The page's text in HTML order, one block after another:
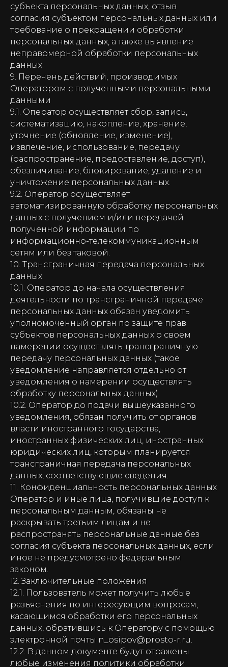
субъекта персональных данных, отзыв
согласия субъектом персональных данных или
требование о прекращении обработки
персональных данных, а также выявление
неправомерной обработки персональных
данных.
9. Перечень действий, производимых
Оператором с полученными персональными
данными
9.1. Оператор осуществляет сбор, запись,
систематизацию, накопление, хранение,
уточнение (обновление, изменение),
извлечение, использование, передачу
(распространение, предоставление, доступ),
обезличивание, блокирование, удаление и
уничтожение персональных данных.
9.2. Оператор осуществляет
автоматизированную обработку персональных
данных с получением и/или передачей
полученной информации по
информационно-телекоммуникационным
сетям или без таковой.
10. Трансграничная передача персональных
данных
10.1. Оператор до начала осуществления
деятельности по трансграничной передаче
персональных данных обязан уведомить
уполномоченный орган по защите прав
субъектов персональных данных о своем
намерении осуществлять трансграничную
передачу персональных данных (такое
уведомление направляется отдельно от
уведомления о намерении осуществлять
обработку персональных данных).
10.2. Оператор до подачи вышеуказанного
уведомления, обязан получить от органов
власти иностранного государства,
иностранных физических лиц, иностранных
юридических лиц, которым планируется
трансграничная передача персональных
данных, соответствующие сведения.
11. Конфиденциальность персональных данных
Оператор и иные лица, получившие доступ к
персональным данным, обязаны не
раскрывать третьим лицам и не
распространять персональные данные без
согласия субъекта персональных данных, если
иное не предусмотрено федеральным
законом.
12. Заключительные положения
12.1. Пользователь может получить любые
разъяснения по интересующим вопросам,
касающимся обработки его персональных
данных, обратившись к Оператору с помощью
электронной почты n_osipov@prosto-r.ru.
12.2. В данном документе будут отражены
любые изменения политики обработки